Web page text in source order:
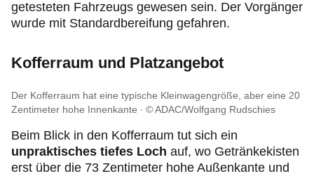
getesteten Fahrzeugs gewesen sein. Der Vorgänger
wurde mit Standardbereifung gefahren.
Kofferraum und Platzangebot
Der Kofferraum hat eine typische Kleinwagengröße, aber eine 20
Zentimeter hohe Innenkante
© ADAC/Wolfgang Rudschies
Beim Blick in den Kofferraum tut sich ein
unpraktisches tiefes Loch auf, wo Getränkekisten
erst über die 73 Zentimeter hohe Außenkante und